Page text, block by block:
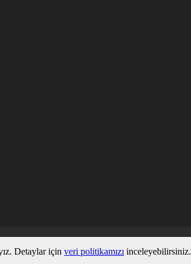
Detaylar için veri politikamızı inceleyebilirsiniz.